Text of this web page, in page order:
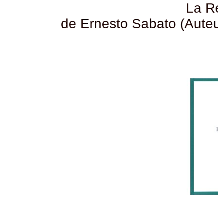
La
de Ernesto Sabato